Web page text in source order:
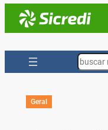
Search
Geral